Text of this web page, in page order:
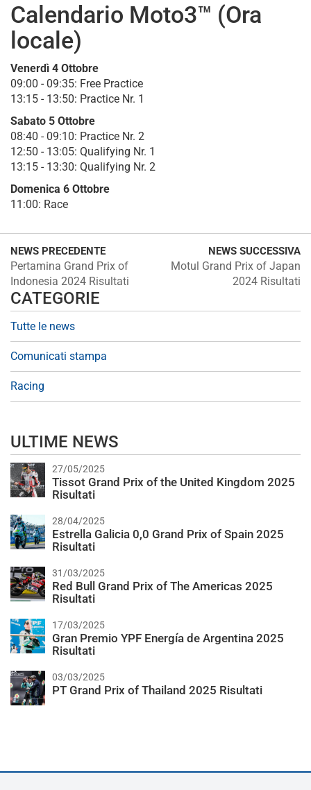
Calendario Moto3™ (Ora
locale)
Venerdì 4 Ottobre
09:00 - 09:35: Free Practice
13:15 - 13:50: Practice Nr. 1
Sabato 5 Ottobre
08:40 - 09:10: Practice Nr. 2
12:50 - 13:05: Qualifying Nr. 1
13:15 - 13:30: Qualifying Nr. 2
Domenica 6 Ottobre
11:00: Race
NEWS PRECEDENTE
Pertamina Grand Prix of
Indonesia 2024 Risultati
NEWS SUCCESSIVA
Motul Grand Prix of Japan
2024 Risultati
CATEGORIE
Tutte le news
Comunicati stampa
Racing
ULTIME NEWS
27/05/2025
Tissot Grand Prix of the United Kingdom 2025
Risultati
28/04/2025
Estrella Galicia 0,0 Grand Prix of Spain 2025
Risultati
31/03/2025
Red Bull Grand Prix of The Americas 2025
Risultati
17/03/2025
Gran Premio YPF Energía de Argentina 2025
Risultati
03/03/2025
PT Grand Prix of Thailand 2025 Risultati